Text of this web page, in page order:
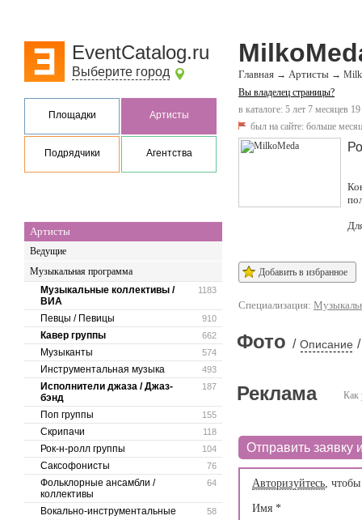
EventCatalog.ru
Выберите город
Площадки Артисты
Подрядчики Агентства
Артисты
Ведущие
Музыкальная программа
1183
Музыкальные коллективы /
ВИА
910
Певцы / Певицы
662
Кавер группы
574
Музыканты
493
Инструментальная музыка
187
Исполнители джаза / Джаз-
бэнд
155
Поп группы
118
Скрипачи
104
Рок-н-ролл группы
76
Саксофонисты
64
Фольклорные ансамбли /
коллективы
58
Вокально-инструментальные
Главная → Артисты →
Вы владелец страницы?
в каталоге: 5 лет 7 месяцев
был на сайте: больше
Добавить в избранное
Специализация:
Фото / Описание /
Как
Реклама
Отправить заявку
Авторизуйтесь,
Имя *